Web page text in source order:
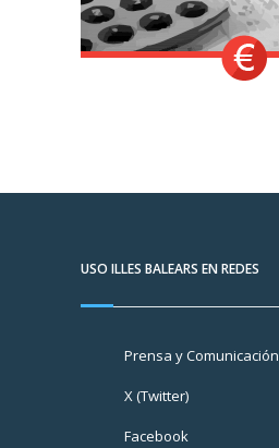
USO ILLES BALEARS EN REDES
Prensa y Comunicación
X (Twitter)
Facebook